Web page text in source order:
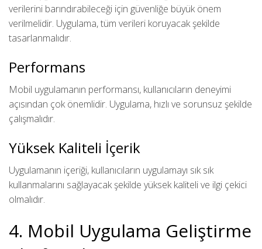
verilerini barındırabileceği için güvenliğe büyük önem
verilmelidir. Uygulama, tüm verileri koruyacak şekilde
tasarlanmalıdır.
Performans
Mobil uygulamanın performansı, kullanıcıların deneyimi
açısından çok önemlidir. Uygulama, hızlı ve sorunsuz şekilde
çalışmalıdır.
Yüksek Kaliteli İçerik
Uygulamanın içeriği, kullanıcıların uygulamayı sık sık
kullanmalarını sağlayacak şekilde yüksek kaliteli ve ilgi çekici
olmalıdır.
4. Mobil Uygulama Geliştirme